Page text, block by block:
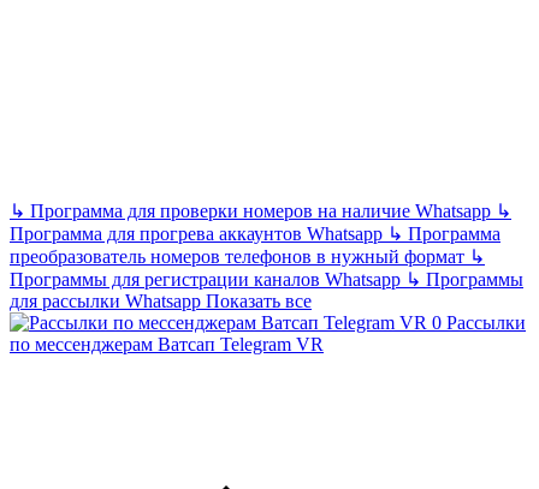
↳ Программа для проверки номеров на наличие Whatsapp ↳
Программа для прогрева аккаунтов Whatsapp ↳ Программа
преобразователь номеров телефонов в нужный формат ↳
Программы для регистрации каналов Whatsapp ↳ Программы
для рассылки Whatsapp Показать все
Рассылки
по мессенджерам Ватсап Telegram VR